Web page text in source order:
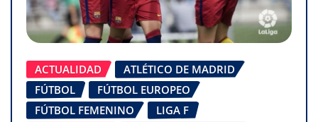
ACTUALIDAD
ATLÉTICO DE MADRID
FÚTBOL
FÚTBOL EUROPEO
FÚTBOL FEMENINO
LIGA F